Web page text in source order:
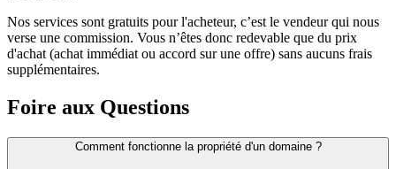
Nos services sont gratuits pour l'acheteur, c’est le vendeur qui nous
verse une commission. Vous n’êtes donc redevable que du prix
d'achat (achat immédiat ou accord sur une offre) sans aucuns frais
supplémentaires.
Foire aux Questions
Comment fonctionne la propriété d'un domaine ?